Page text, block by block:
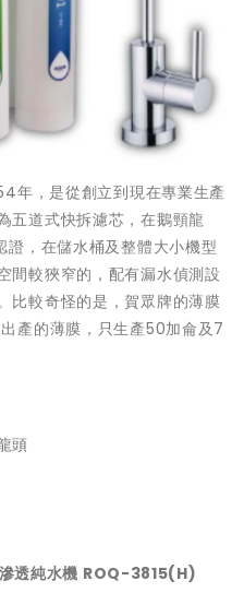
年，是從創立到現在專業生產
五道式快拆濾芯，在鵝頸龍
證，在儲水桶及整體大小機型
間較狹窄的，配有漏水偵測設
比較奇怪的是，賀眾牌的薄膜
產的薄膜，只生產50加侖及7
頭
透純水機 ROQ-3815(H)